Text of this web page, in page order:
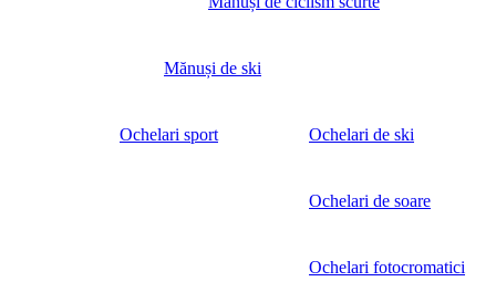
Mănuși de ski
Ochelari sport Ochelari de ski
Ochelari de soare
Ochelari fotocromatici